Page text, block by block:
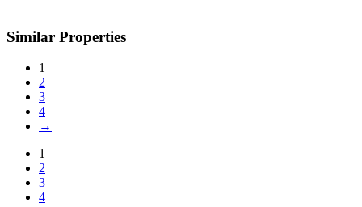
Similar Properties
1
2
3
4
→
1
2
3
4